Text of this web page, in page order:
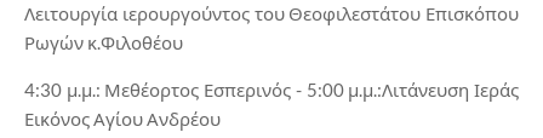
Λειτουργία ιερουργούντος του Θεοφιλεστάτου Επισκόπου
Ρωγών κ.Φιλοθέου
4:30 μ.μ.: Μεθέορτος Εσπερινός - 5:00 μ.μ.:Λιτάνευση Ιεράς
Εικόνος Αγίου Ανδρέου